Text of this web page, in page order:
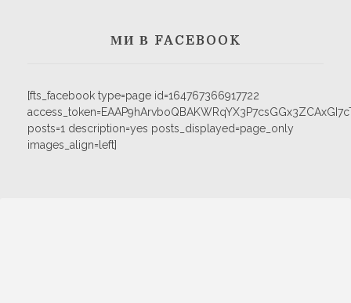
МИ В FACEBOOK
[fts_facebook type=page id=164767366917722
posts=1 description=yes posts_displayed=page_only
images_align=left]